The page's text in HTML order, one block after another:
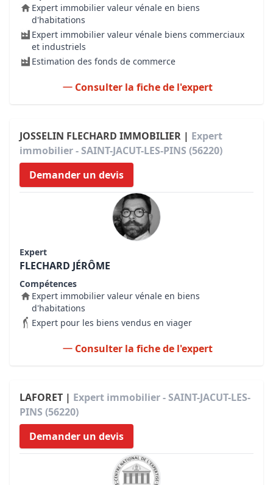
Expert immobilier valeur vénale en biens
d'habitations
Expert immobilier valeur vénale biens commerciaux
et industriels
Estimation des fonds de commerce
Consulter la fiche de l'expert
JOSSELIN FLECHARD IMMOBILIER | Expert
immobilier - SAINT-JACUT-LES-PINS (56220)
Demander un devis
Expert
FLECHARD JÉRÔME
Compétences
Expert immobilier valeur vénale en biens
d'habitations
Expert pour les biens vendus en viager
Consulter la fiche de l'expert
LAFORET | Expert immobilier - SAINT-JACUT-LES-
PINS (56220)
Demander un devis